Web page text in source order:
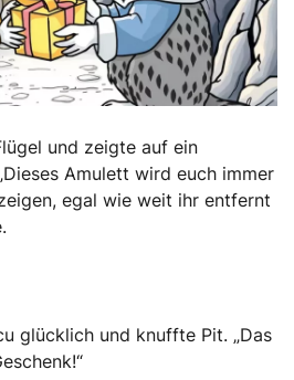
und zeigte auf ein
Amulett wird euch immer
egal wie weit ihr entfernt
glücklich und knuffte Pit. „Das